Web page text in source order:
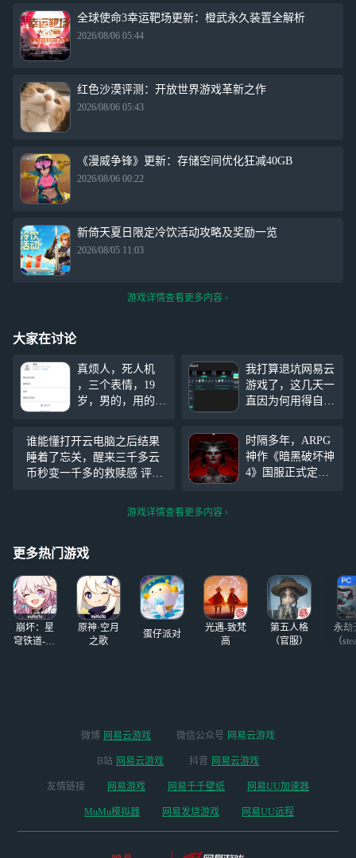
全球使命3幸运靶场更新：橙武永久装置全解析
2026/08/06 05:44
红色沙漠评测：开放世界游戏革新之作
2026/08/06 05:43
《漫威争锋》更新：存储空间优化狂减40GB
2026/08/06 00:22
新倚天夏日限定冷饮活动攻略及奖励一览
2026/08/05 11:03
游戏详情查看更多内容
大家在讨论
真烦人，死人机
，三个表情，19
岁，男的，用的手
多多上面买的，真
的是笑死了，天天
就知道打游戏，他
个游戏，天天只会
号，
我打算退坑网易云
游戏了，这几天一
直因为何用得自己
会产生一些不好的
心理，我也同时被
系统封号过，在这
5年后甚至以后，
谁能懂打开云电脑之后结果
睡着了忘关，醒来三千多云
币秒变一千多的救赎感 评
时隔多年，ARPG
神作《暗黑破坏神
4》国服正式定档1
带来 12 种全新玩
法、装备打造重
制、智能怪物进化
等核心更新，让玩
家与全球勇士站在
户端，即点即玩
《暗黑破坏神
解决了设备性能的
限制问题，即使使
游戏详情查看更多内容
更多热门游戏
崩坏：星
穹铁道-4.4
原神·空月
之歌
蛋仔派对
光遇-致梵
高
第五人格
（官服）
永劫
（
微博 网易云游戏 微信公众号 网易云游戏
B站 网易云游戏 抖音 网易云游戏
友情链接 网易游戏 网易千千壁纸 网易UU加速器
MuMu模拟器 网易发烧游戏 网易UU远程